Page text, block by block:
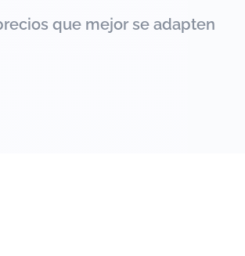
que mejor se adapten